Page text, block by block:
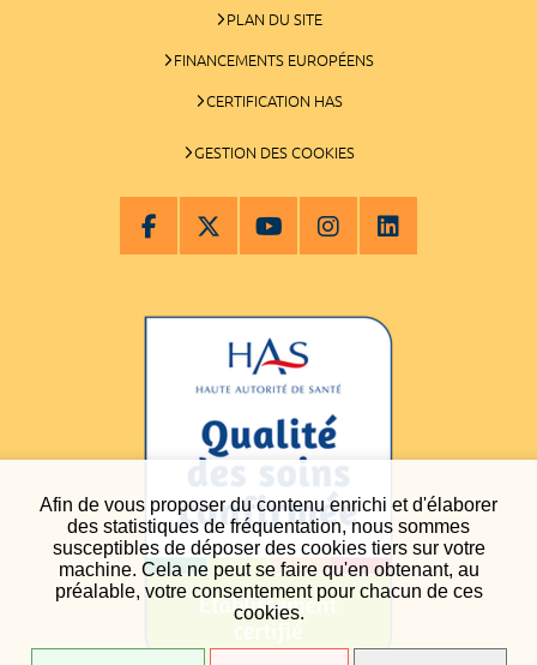
Afin de vous proposer du contenu enrichi et d'élaborer
des statistiques de fréquentation, nous sommes
susceptibles de déposer des cookies tiers sur votre
machine. Cela ne peut se faire qu'en obtenant, au
préalable, votre consentement pour chacun de ces
cookies.
PLAN DU SITE
FINANCEMENTS EUROPÉENS
CERTIFICATION HAS
GESTION DES COOKIES